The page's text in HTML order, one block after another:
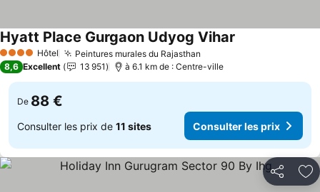
4 Étoiles Hôtel Peintures murales du Rajasthan
Hyatt Place Gurgaon Udyog Vihar
8,6 Excellent 13 951 à 6.1 km de : Centre-ville
De 88 €
Consulter les prix de 11 sites Consulter les prix
Partager